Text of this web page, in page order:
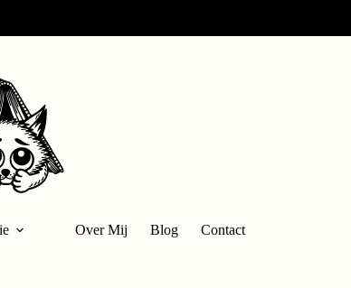
Over Mij Blog Contact